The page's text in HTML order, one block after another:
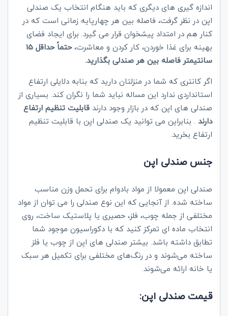
اندازه گیری های دیگری که باید هنگام انتخاب یک صندلی
اپن در نظر گرفت، فاصله بین هر چهارپایه زمانی است که در
کنار هم در امتداد پیشخوان قرار می گیرد. برای ایجاد فضای
بهینه برای غذا خوردن، کار کردن و معاشرت،
حتماً حداقل 15
سانتیمتر فاصله بین هر صندلی بگذارید.
اگر کانتری که شما در منزلتان دارید که بنابه دلایلی ارتفاع
استانداردی ندارد این مساله نباید شما را نگران کند. بسیاری از
صندلی های اپن که در بازار وجود دارند قابلیت تنظیم ارتفاع
دارند . بنابراین می توانید یک صندلی اپن با قابلیت تنظیم
ارتفاع بخرید.
جنس صندلی اپن
صندلی اپن معمولا از مواد بادوام برای تحمل وزن مناسب
ساخته شده. از آنجایی که این نوع صندلی را می توان از مواد
مختلفی از جمله چوب، فلز، حصیری یا پلاستیک ساخت، روی
انتخاب ماده ای تمرکز کنید که با دکوراسیون موجود شما
تطابق داشته باشد. بیشتر صندلی‌ های اپن از چوب یا فلز
ساخته می‌شوند و در رنگ‌های مختلفی برای تکمیل هر سبک
یا خانه ارائه می‌شوند.
قیمت صندلی اپن: